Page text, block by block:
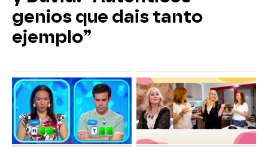
genios que dais tanto
ejemplo”